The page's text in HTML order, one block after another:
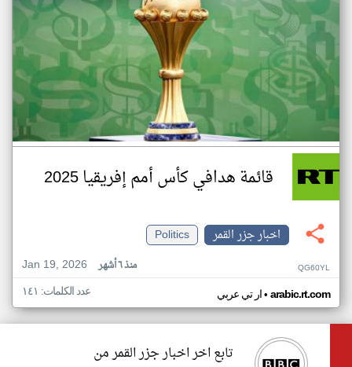
قائمة هدافي كأس أمم إفريقيا 2025
اخبار جزر القمر
Politics
Jan 19, 2026
منذ ٦ أشهر QG60YL
ار تي عربي• arabic.rt.com عدد الكلمات: ١٤١
تابع اخر اخبار جزر القمر من